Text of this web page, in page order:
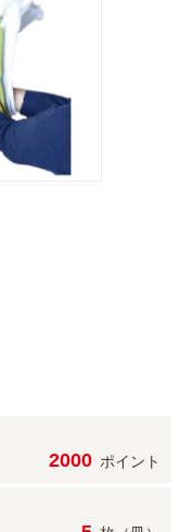
2000 ポイント